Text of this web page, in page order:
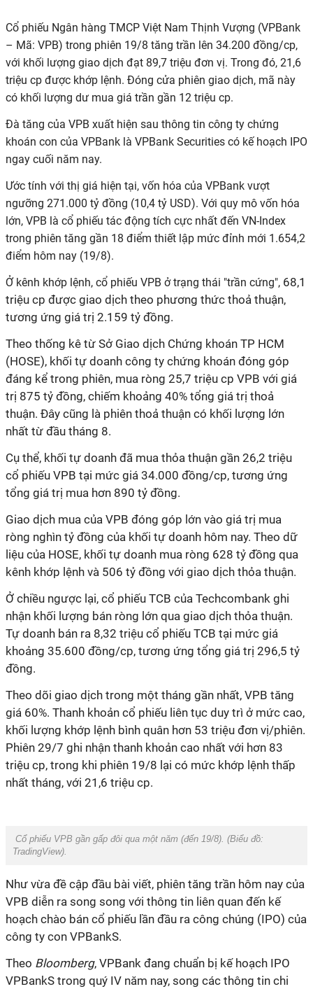
Cổ phiếu Ngân hàng TMCP Việt Nam Thịnh Vượng (VPBank
– Mã: VPB) trong phiên 19/8 tăng trần lên 34.200 đồng/cp,
với khối lượng giao dịch đạt 89,7 triệu đơn vị. Trong đó, 21,6
triệu cp được khớp lệnh. Đóng cửa phiên giao dịch, mã này
có khối lượng dư mua giá trần gần 12 triệu cp.
Đà tăng của VPB xuất hiện sau thông tin công ty chứng
khoán con của VPBank là VPBank Securities có kế hoạch IPO
ngay cuối năm nay.
Ước tính với thị giá hiện tại, vốn hóa của VPBank vượt
ngưỡng 271.000 tỷ đồng (10,4 tỷ USD). Với quy mô vốn hóa
lớn, VPB là cổ phiếu tác động tích cực nhất đến VN-Index
trong phiên tăng gần 18 điểm thiết lập mức đỉnh mới 1.654,2
điểm hôm nay (19/8).
Ở kênh khớp lệnh, cổ phiếu VPB ở trạng thái "trần cứng", 68,1
triệu cp được giao dịch theo phương thức thoả thuận,
tương ứng giá trị 2.159 tỷ đồng.
Theo thống kê từ Sở Giao dịch Chứng khoán TP HCM
(HOSE), khối tự doanh công ty chứng khoán đóng góp
đáng kể trong phiên, mua ròng 25,7 triệu cp VPB với giá
trị 875 tỷ đồng, chiếm khoảng 40% tổng giá trị thoả
thuận. Đây cũng là phiên thoả thuận có khối lượng lớn
nhất từ đầu tháng 8.
Cụ thể, khối tự doanh đã mua thỏa thuận gần 26,2 triệu
cổ phiếu VPB tại mức giá 34.000 đồng/cp, tương ứng
tổng giá trị mua hơn 890 tỷ đồng.
Giao dịch mua của VPB đóng góp lớn vào giá trị mua
ròng nghìn tỷ đồng của khối tự doanh hôm nay. Theo dữ
liệu của HOSE, khối tự doanh mua ròng 628 tỷ đồng qua
kênh khớp lệnh và 506 tỷ đồng với giao dịch thỏa thuận.
Ở chiều ngược lại, cổ phiếu TCB của Techcombank ghi
nhận khối lượng bán ròng lớn qua giao dịch thỏa thuận.
Tự doanh bán ra 8,32 triệu cổ phiếu TCB tại mức giá
khoảng 35.600 đồng/cp, tương ứng tổng giá trị 296,5 tỷ
đồng.
Theo dõi giao dịch trong một tháng gần nhất, VPB tăng
giá 60%. Thanh khoản cổ phiếu liên tục duy trì ở mức cao,
khối lượng khớp lệnh bình quân hơn 53 triệu đơn vị/phiên.
Phiên 29/7 ghi nhận thanh khoản cao nhất với hơn 83
triệu cp, trong khi phiên 19/8 lại có mức khớp lệnh thấp
nhất tháng, với 21,6 triệu cp.
Cổ phiếu VPB gần gấp đôi qua một năm (đến 19/8). (Biểu đồ:
TradingView).
Như vừa đề cập đầu bài viết, phiên tăng trần hôm nay của
VPB diễn ra song song với thông tin liên quan đến kế
hoạch chào bán cổ phiếu lần đầu ra công chúng (IPO) của
công ty con VPBankS.
Theo Bloomberg, VPBank đang chuẩn bị kế hoạch IPO
VPBankS trong quý IV năm nay, song các thông tin chi